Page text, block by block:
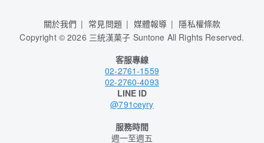
關於我們 常見問題 媒體報導
隱私權條款
Copyright ©2026 三統漢菓子 Suntone All Rights Reserved.
客服專線
02-2761-1559
02-2760-4093
LINE ID
@791ceyry
服務時間
週一至週五